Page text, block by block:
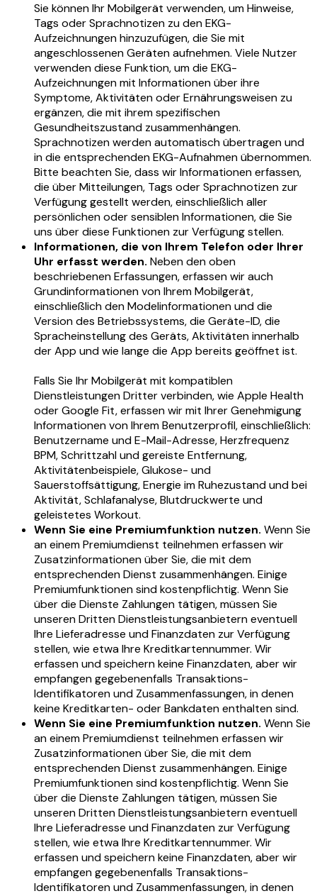
Sie können Ihr Mobilgerät verwenden, um Hinweise,
Tags oder Sprachnotizen zu den EKG-
Aufzeichnungen hinzuzufügen, die Sie mit
angeschlossenen Geräten aufnehmen. Viele Nutzer
verwenden diese Funktion, um die EKG-
Aufzeichnungen mit Informationen über ihre
Symptome, Aktivitäten oder Ernährungsweisen zu
ergänzen, die mit ihrem spezifischen
Gesundheitszustand zusammenhängen.
Sprachnotizen werden automatisch übertragen und
in die entsprechenden EKG-Aufnahmen übernommen.
Bitte beachten Sie, dass wir Informationen erfassen,
die über Mitteilungen, Tags oder Sprachnotizen zur
Verfügung gestellt werden, einschließlich aller
persönlichen oder sensiblen Informationen, die Sie
uns über diese Funktionen zur Verfügung stellen.
Informationen, die von Ihrem Telefon oder Ihrer
Uhr erfasst werden. Neben den oben
beschriebenen Erfassungen, erfassen wir auch
Grundinformationen von Ihrem Mobilgerät,
einschließlich den Modelinformationen und die
Version des Betriebssystems, die Geräte-ID, die
Spracheinstellung des Geräts, Aktivitäten innerhalb
der App und wie lange die App bereits geöffnet ist.
Falls Sie Ihr Mobilgerät mit kompatiblen
Dienstleistungen Dritter verbinden, wie Apple Health
oder Google Fit, erfassen wir mit Ihrer Genehmigung
Informationen von Ihrem Benutzerprofil, einschließlich:
Benutzername und E-Mail-Adresse, Herzfrequenz
BPM, Schrittzahl und gereiste Entfernung,
Aktivitätenbeispiele, Glukose- und
Sauerstoffsättigung, Energie im Ruhezustand und bei
Aktivität, Schlafanalyse, Blutdruckwerte und
geleistetes Workout.
Wenn Sie eine Premiumfunktion nutzen. Wenn Sie
an einem Premiumdienst teilnehmen erfassen wir
Zusatzinformationen über Sie, die mit dem
entsprechenden Dienst zusammenhängen. Einige
Premiumfunktionen sind kostenpflichtig. Wenn Sie
über die Dienste Zahlungen tätigen, müssen Sie
unseren Dritten Dienstleistungsanbietern eventuell
Ihre Lieferadresse und Finanzdaten zur Verfügung
stellen, wie etwa Ihre Kreditkartennummer. Wir
erfassen und speichern keine Finanzdaten, aber wir
empfangen gegebenenfalls Transaktions-
Identifikatoren und Zusammenfassungen, in denen
keine Kreditkarten- oder Bankdaten enthalten sind.
Wenn Sie eine Premiumfunktion nutzen. Wenn Sie
an einem Premiumdienst teilnehmen erfassen wir
Zusatzinformationen über Sie, die mit dem
entsprechenden Dienst zusammenhängen. Einige
Premiumfunktionen sind kostenpflichtig. Wenn Sie
über die Dienste Zahlungen tätigen, müssen Sie
unseren Dritten Dienstleistungsanbietern eventuell
Ihre Lieferadresse und Finanzdaten zur Verfügung
stellen, wie etwa Ihre Kreditkartennummer. Wir
erfassen und speichern keine Finanzdaten, aber wir
empfangen gegebenenfalls Transaktions-
Identifikatoren und Zusammenfassungen, in denen